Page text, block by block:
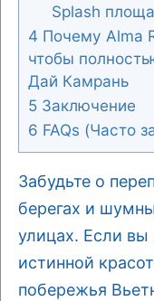
Splash
4 Почему Alma
чтобы
Дай Камрань
5 Заключение
6 FAQs (Часто
Забудьте о
берегах и
улицах. Если вы
истинной
побережья